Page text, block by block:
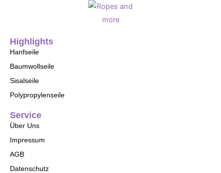
Highlights
Hanfseile
Baumwollseile
Sisalseile
Polypropylenseile
Service
Über Uns
Impressum
AGB
Datenschutz